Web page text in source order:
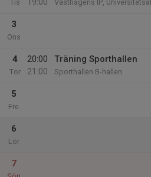
Tis Västhagens IP,
3
Ons
4
Tor
20:00
21:00
Träning Sporthallen
Sporthallen B-hallen
5
Fre
6
Lör
7